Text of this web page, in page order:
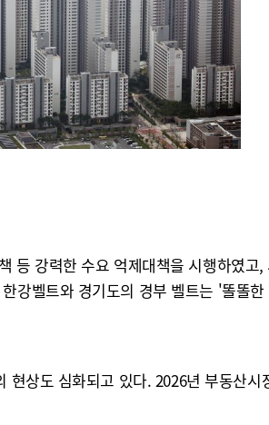
등 강력한 수요 억제대책을 시행하였
강벨트와 경기도의 경부 벨트는 '똘똘
상도 심화되고 있다. 2026년 부동산